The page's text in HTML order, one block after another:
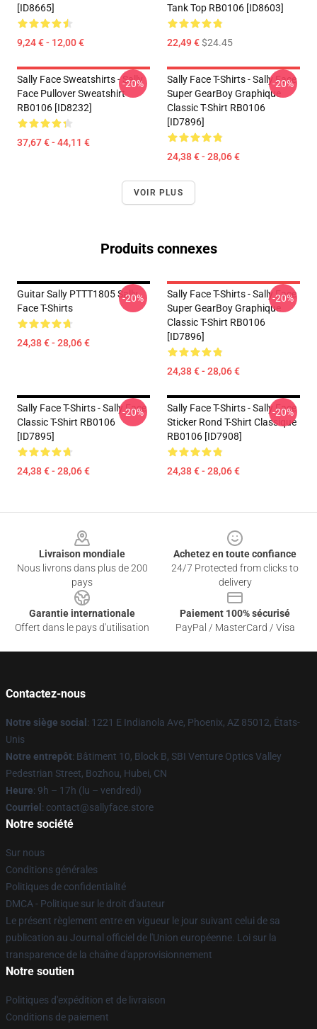
[ID8665]
9,24 € - 12,00 €
Tank Top RB0106 [ID8603]
22,49 €$24.45
Sally Face Sweatshirts - Sally
Face Pullover Sweatshirt
RB0106 [ID8232]
37,67 € - 44,11 €
-20%
Sally Face T-Shirts - Sally Face
Super GearBoy Graphique
Classic T-Shirt RB0106
[ID7896]
24,38 € - 28,06 €
-20%
VOIR PLUS
Produits connexes
Guitar Sally PTTT1805 Sally
Face T-Shirts
24,38 € - 28,06 €
-20%
Sally Face T-Shirts - Sally Face
Super GearBoy Graphique
Classic T-Shirt RB0106
[ID7896]
24,38 € - 28,06 €
-20%
Sally Face T-Shirts - Sally Face
Classic T-Shirt RB0106
[ID7895]
24,38 € - 28,06 €
-20%
Sally Face T-Shirts - Sally Face
Sticker Rond T-Shirt Classique
RB0106 [ID7908]
24,38 € - 28,06 €
-20%
Livraison mondiale
Nous livrons dans plus de 200
pays
Achetez en toute confiance
24/7 Protected from clicks to
delivery
Garantie internationale
Offert dans le pays d'utilisation
Paiement 100% sécurisé
PayPal / MasterCard / Visa
Contactez-nous
Notre siège social : 1221 E Indianola Ave, Phoenix, AZ 85012, États-
Unis
Notre entrepôt: Bâtiment 10, Block B, SBI Venture Optics Valley
Pedestrian Street, Bozhou, Hubei, CN
Heure: 9h – 17h (lu – vendredi)
Courriel : contact@sallyface.store
Notre société
Sur nous
Conditions générales
Politiques de confidentialité
DMCA - Politique sur le droit d'auteur
Le présent règlement entre en vigueur le jour suivant celui de sa
publication au Journal officiel de l'Union européenne. Loi sur la
transparence de la chaîne d'approvisionnement
Notre soutien
Politiques d'expédition et de livraison
Conditions de paiement